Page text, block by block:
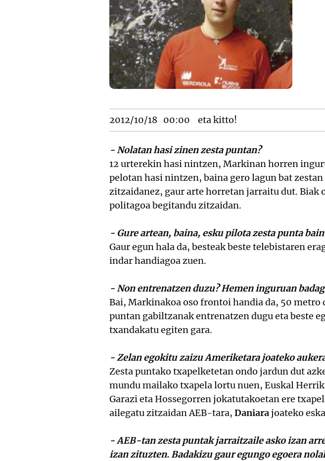
2012/10/18 00:00 eta kitto!
- Nolatan hasi zinen zesta puntan?
12 urterekin hasi nintzen, Markinan horren
pelotan hasi nintzen, baina gero lagun bat
zitzaidanez, gaur arte horretan jarraitu dut. Biak
politagoa begitandu zitzaidan.
- Gure artean, baina, esku pilota zesta punta
Gaur egun hala da, besteak beste telebistaren
indar handiagoa zuen.
- Non entrenatzen duzu? Hemen inguruan
Bai, Markinakoa oso frontoi handia da, 50 metro
puntan gabiltzanak entrenatzen dugu eta beste
txandakatu egiten gara.
- Zelan egokitu zaizu Ameriketara joateko
Zesta puntako txapelketetan ondo jardun dut
mundu mailako txapela lortu nuen, Euskal
Garazi eta Hossegorren jokatutakoetan ere
ailegatu zitzaidan AEB-tara, Daniarajoateko
- AEB-tan zesta puntak jarraitzaile asko izan
izan zituzten. Badakizu gaur egungo egoera